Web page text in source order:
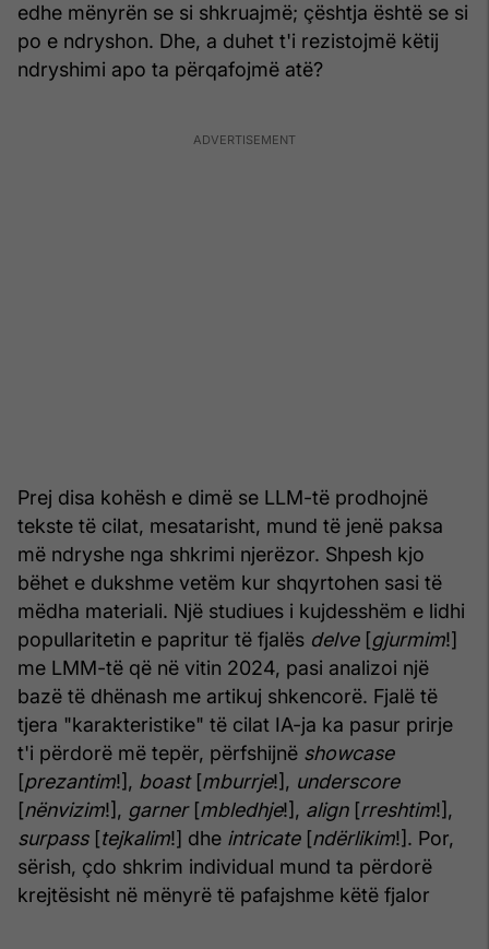
edhe mënyrën se si shkruajmë; çështja është se si
po e ndryshon. Dhe, a duhet t'i rezistojmë këtij
ndryshimi apo ta përqafojmë atë?
Prej disa kohësh e dimë se LLM-të prodhojnë
tekste të cilat, mesatarisht, mund të jenë paksa
më ndryshe nga shkrimi njerëzor. Shpesh kjo
bëhet e dukshme vetëm kur shqyrtohen sasi të
mëdha materiali. Një studiues i kujdesshëm e lidhi
popullaritetin e papritur të fjalës delve[gjurmim!]
me LMM-të që në vitin 2024, pasi analizoi një
bazë të dhënash me artikuj shkencorë. Fjalë të
tjera "karakteristike" të cilat IA-ja ka pasur prirje
t'i përdorë më tepër, përfshijnë showcase
[prezantim!], boast [mburrje!], underscore
[nënvizim!], garner [mbledhje!], align [rreshtim!],
surpass[tejkalim!] dhe intricate[ndërlikim!]. Por,
sërish, çdo shkrim individual mund ta përdorë
krejtësisht në mënyrë të pafajshme këtë fjalor